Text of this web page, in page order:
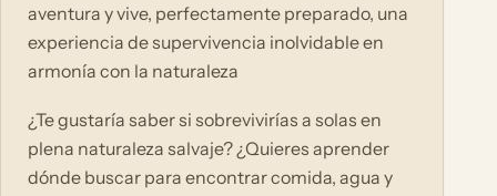
aventura y vive, perfectamente preparado, una
experiencia de supervivencia inolvidable en
armonía con la naturaleza
¿Te gustaría saber si sobrevivirías a solas en
plena naturaleza salvaje? ¿Quieres aprender
dónde buscar para encontrar comida, agua y